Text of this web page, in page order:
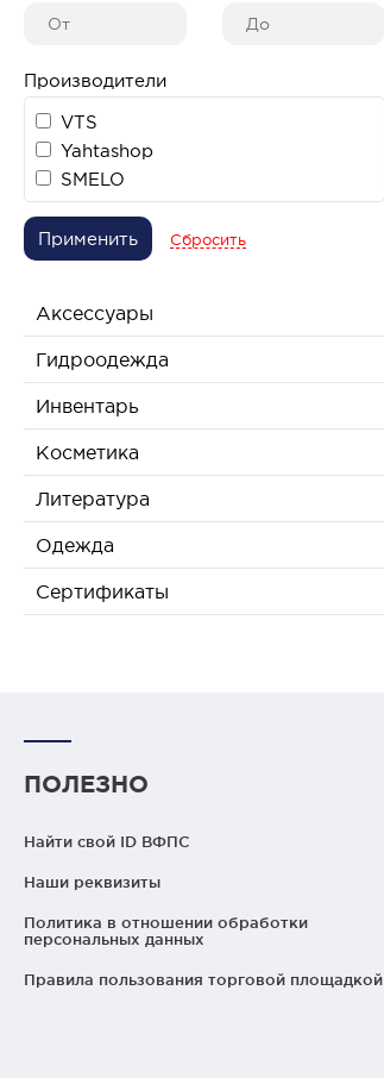
Производители
VTS
Yahtashop
SMELO
Применить Сбросить
Аксессуары
Гидроодежда
Инвентарь
Косметика
Литература
Одежда
Сертификаты
ПОЛЕЗНО
Найти свой ID ВФПС
Наши реквизиты
Политика в отношении обработки
персональных данных
Правила пользования торговой площадкой